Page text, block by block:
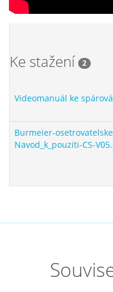
Ke stažení 2
Videomanuál ke
Burmeier-
Navod_k_pouziti-CS-